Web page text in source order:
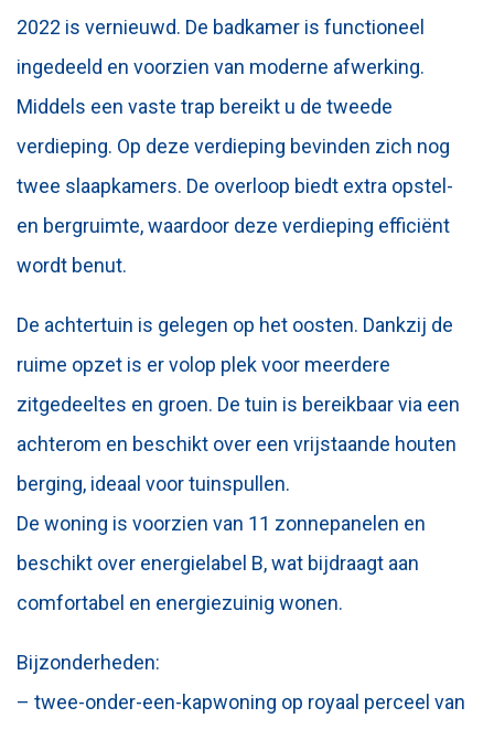
2022 is vernieuwd. De badkamer is functioneel
ingedeeld en voorzien van moderne afwerking.
Middels een vaste trap bereikt u de tweede
verdieping. Op deze verdieping bevinden zich nog
twee slaapkamers. De overloop biedt extra opstel-
en bergruimte, waardoor deze verdieping efficiënt
wordt benut.
De achtertuin is gelegen op het oosten. Dankzij de
ruime opzet is er volop plek voor meerdere
zitgedeeltes en groen. De tuin is bereikbaar via een
achterom en beschikt over een vrijstaande houten
berging, ideaal voor tuinspullen.
De woning is voorzien van 11 zonnepanelen en
beschikt over energielabel B, wat bijdraagt aan
comfortabel en energiezuinig wonen.
Bijzonderheden:
– twee-onder-een-kapwoning op royaal perceel van